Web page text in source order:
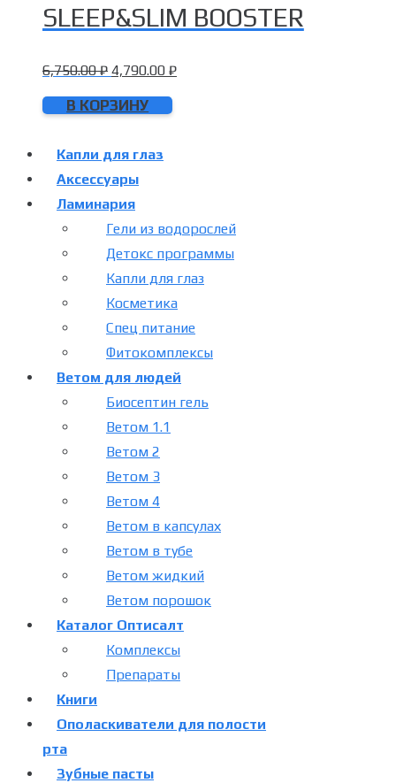
SLEEP&SLIM BOOSTER
6,750.00₽ 4,790.00 ₽
В КОРЗИНУ
Капли для глаз
Аксессуары
Ламинария
Гели из водорослей
Детокс программы
Капли для глаз
Косметика
Спец питание
Фитокомплексы
Ветом для людей
Биосептин гель
Ветом 1.1
Ветом 2
Ветом 3
Ветом 4
Ветом в капсулах
Ветом в тубе
Ветом жидкий
Ветом порошок
Каталог Оптисалт
Комплексы
Препараты
Книги
Ополаскиватели для полости
рта
Зубные пасты